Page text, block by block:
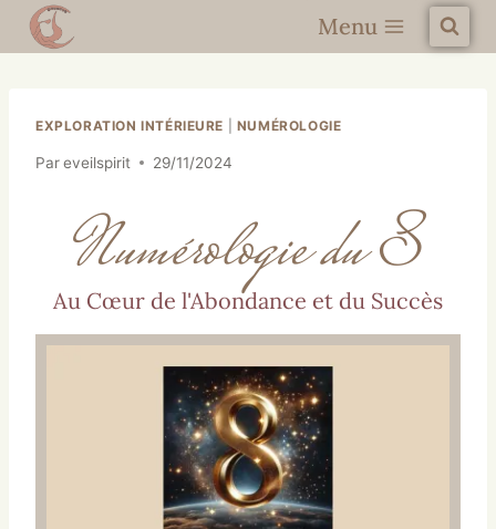
Menu
EXPLORATION INTÉRIEURE NUMÉROLOGIE
Pareveilspirit 29/11/2024
Numérologie du 8
Au Cœur de l'Abondance et du Succès